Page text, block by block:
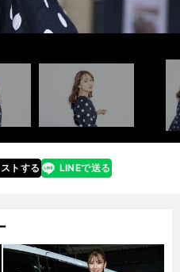
トする
line LINEで送る